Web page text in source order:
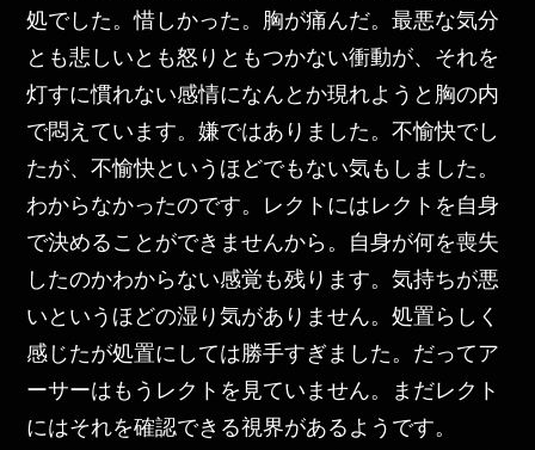
処でした。惜しかった。胸が痛んだ。最悪な気分
とも悲しいとも怒りともつかない衝動が、それを
灯すに慣れない感情になんとか現れようと胸の内
で悶えています。嫌ではありました。不愉快でし
たが、不愉快というほどでもない気もしました。
わからなかったのです。レクトにはレクトを自身
で決めることができませんから。自身が何を喪失
したのかわからない感覚も残ります。気持ちが悪
いというほどの湿り気がありません。処置らしく
感じたが処置にしては勝手すぎました。だってア
ーサーはもうレクトを見ていません。まだレクト
にはそれを確認できる視界があるようです。